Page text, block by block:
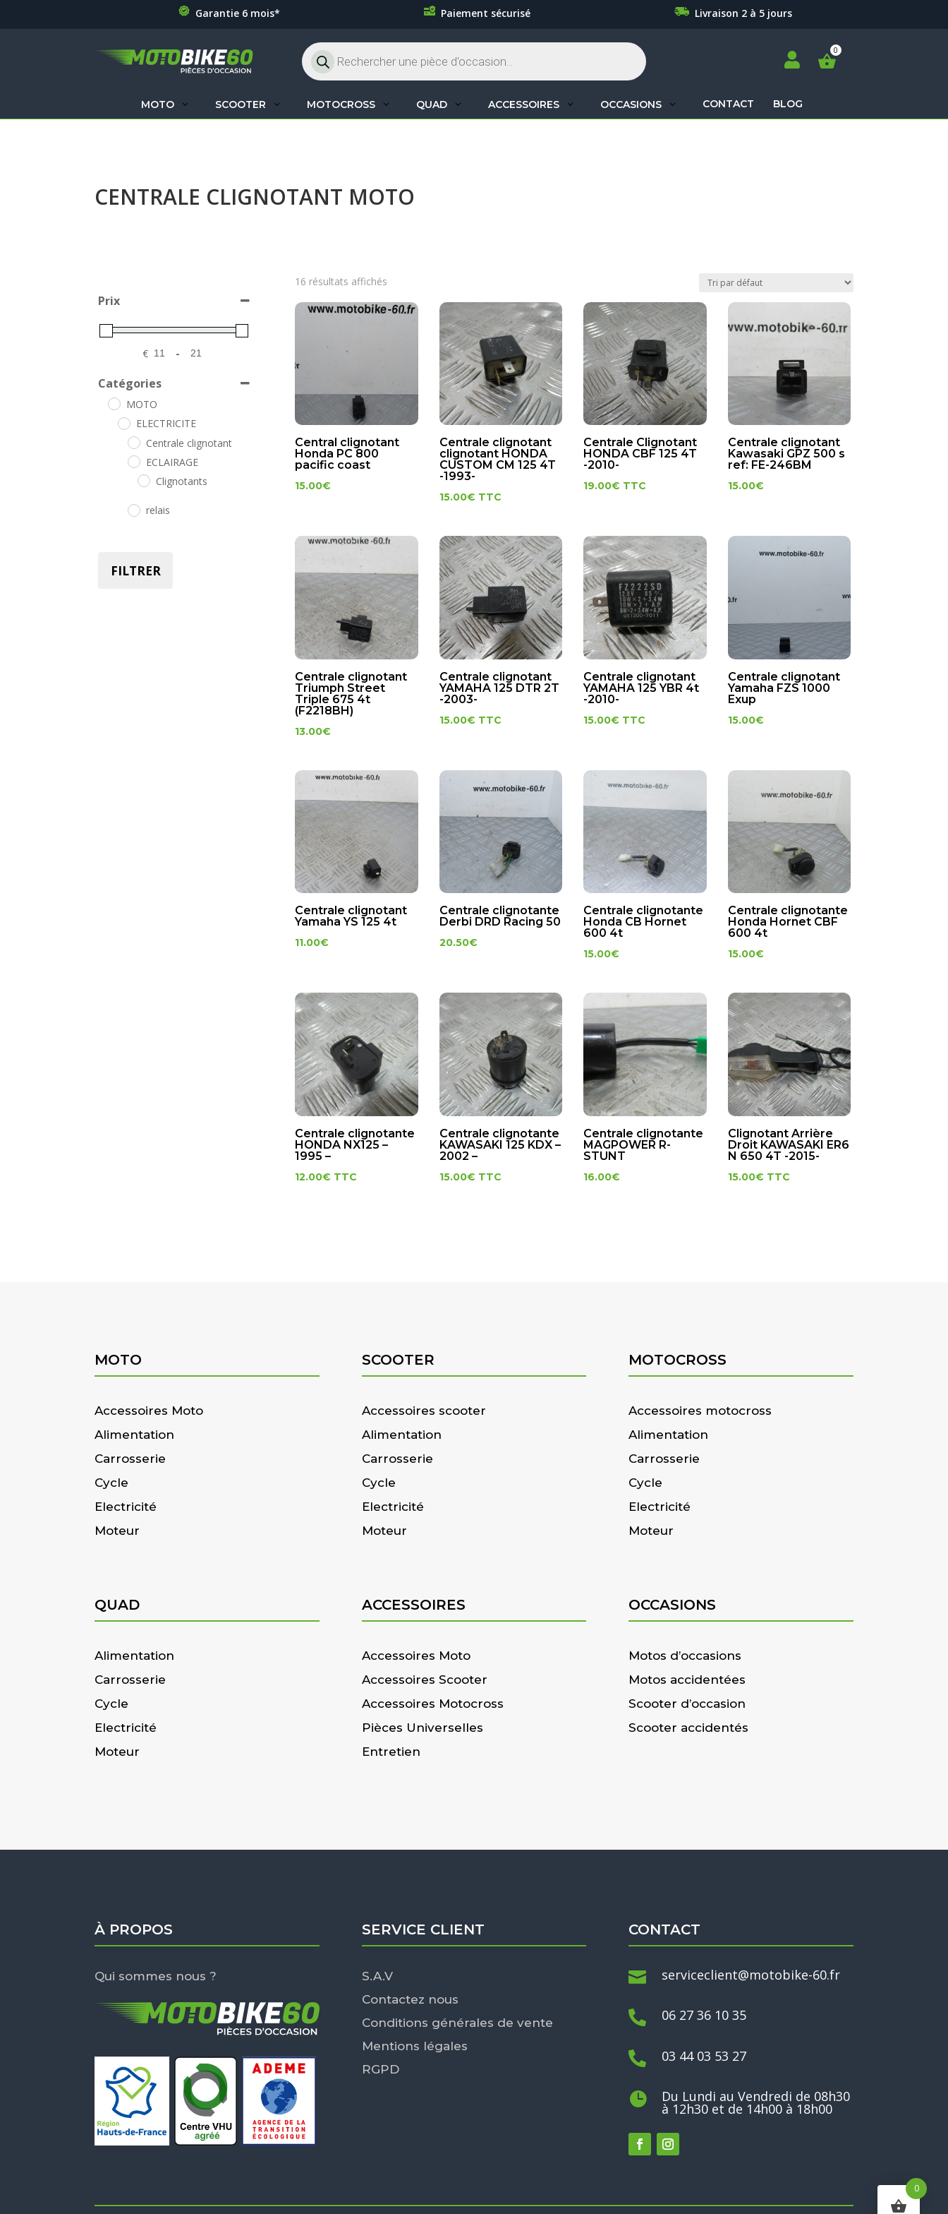
Garantie 6 mois* Paiement sécurisé Livraison 2 à 5 jours
Recherche
de
produits

MOTO SCOOTER MOTOCROSS QUAD ACCESSOIRES OCCASIONS CONTACT BLOG
CENTRALE CLIGNOTANT MOTO
Prix
€
Minimum Price
-
Maximum Price
Catégories
MOTO
ELECTRICITE
Centrale clignotant
ECLAIRAGE
Clignotants
relais
FILTRER
16 résultats affichés
Central clignotant
Honda PC 800
pacific coast
15.00€
Centrale clignotant
clignotant HONDA
CUSTOM CM 125 4T
-1993-
15.00€ TTC
Centrale Clignotant
HONDA CBF 125 4T
-2010-
19.00€ TTC
Centrale clignotant
Kawasaki GPZ 500 s
ref: FE-246BM
15.00€
Centrale clignotant
Triumph Street
Triple 675 4t
(F2218BH)
13.00€
Centrale clignotant
YAMAHA 125 DTR 2T
-2003-
15.00€ TTC
Centrale clignotant
YAMAHA 125 YBR 4t
-2010-
15.00€ TTC
Centrale clignotant
Yamaha FZS 1000
Exup
15.00€
Centrale clignotant
Yamaha YS 125 4t
11.00€
Centrale clignotante
Derbi DRD Racing 50
20.50€
Centrale clignotante
Honda CB Hornet
600 4t
15.00€
Centrale clignotante
Honda Hornet CBF
600 4t
15.00€
Centrale clignotante
HONDA NX125 –
1995 –
12.00€ TTC
Centrale clignotante
KAWASAKI 125 KDX –
2002 –
15.00€ TTC
Centrale clignotante
MAGPOWER R-
STUNT
16.00€
Clignotant Arrière
Droit KAWASAKI ER6
N 650 4T -2015-
15.00€ TTC
MOTO
Accessoires Moto
Alimentation
Carrosserie
Cycle
Electricité
Moteur
SCOOTER
Accessoires scooter
Alimentation
Carrosserie
Cycle
Electricité
Moteur
MOTOCROSS
Accessoires motocross
Alimentation
Carrosserie
Cycle
Electricité
Moteur
QUAD
Alimentation
Carrosserie
Cycle
Electricité
Moteur
ACCESSOIRES
Accessoires Moto
Accessoires Scooter
Accessoires Motocross
Pièces Universelles
Entretien
OCCASIONS
Motos d’occasions
Motos accidentées
Scooter d’occasion
Scooter accidentés
À PROPOS
Qui sommes nous ?
SERVICE CLIENT
S.A.V
Contactez nous
Conditions générales de vente
Mentions légales
RGPD
CONTACT
 serviceclient@motobike-60.fr
 06 27 36 10 35
 03 44 03 53 27
 Du Lundi au Vendredi de 08h30
à 12h30 et de 14h00 à 18h00
0